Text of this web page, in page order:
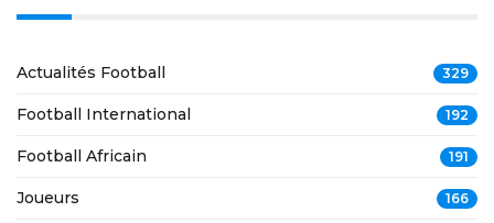
Actualités Football 329
Football International 192
Football Africain 191
Joueurs 166